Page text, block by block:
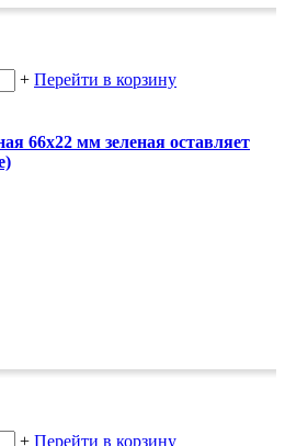
+ Перейти в корзину
66х22 мм зеленая оставляет
+ Перейти в корзину